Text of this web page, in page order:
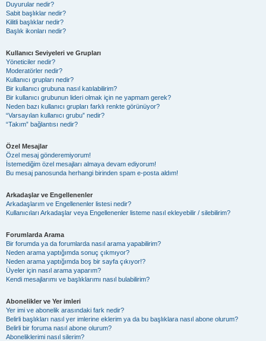
Duyurular nedir?
Sabit başlıklar nedir?
Kilitli başlıklar nedir?
Başlık ikonları nedir?
Kullanıcı Seviyeleri ve Grupları
Yöneticiler nedir?
Moderatörler nedir?
Kullanıcı grupları nedir?
Bir kullanıcı grubuna nasıl katılabilirim?
Bir kullanıcı grubunun lideri olmak için ne yapmam gerek?
Neden bazı kullanıcı grupları farklı renkte görünüyor?
“Varsayılan kullanıcı grubu” nedir?
“Takım” bağlantısı nedir?
Özel Mesajlar
Özel mesaj gönderemiyorum!
İstemediğim özel mesajları almaya devam ediyorum!
Bu mesaj panosunda herhangi birinden spam e-posta aldım!
Arkadaşlar ve Engellenenler
Arkadaşlarım ve Engellenenler listesi nedir?
Kullanıcıları Arkadaşlar veya Engellenenler listeme nasıl ekleyebilir / silebilirim?
Forumlarda Arama
Bir forumda ya da forumlarda nasıl arama yapabilirim?
Neden arama yaptığımda sonuç çıkmıyor?
Neden arama yaptığımda boş bir sayfa çıkıyor!?
Üyeler için nasıl arama yaparım?
Kendi mesajlarımı ve başlıklarımı nasıl bulabilirim?
Abonelikler ve Yer imleri
Yer imi ve abonelik arasındaki fark nedir?
Belirli başlıkları nasıl yer imlerine eklerim ya da bu başlıklara nasıl abone olurum?
Belirli bir foruma nasıl abone olurum?
Aboneliklerimi nasıl silerim?